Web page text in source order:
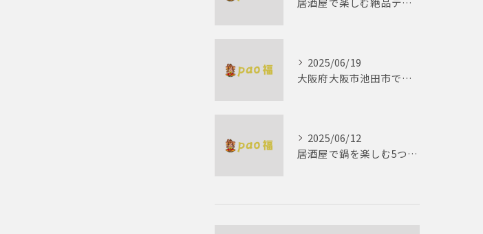
2025/06/19
大阪府大阪市池田市で楽しむしゃぶしゃぶの魅力とは？
2025/06/12
居酒屋で鍋を楽しむ5つの理由 ゆったりとした時間を